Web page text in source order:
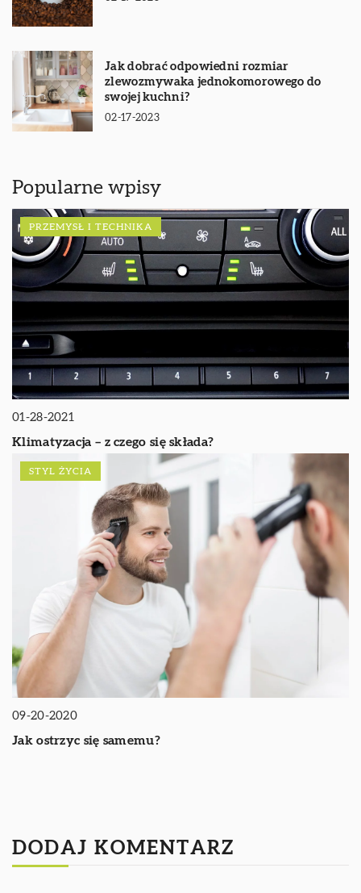
Jak dobrać odpowiedni rozmiar
zlewozmywaka jednokomorowego do
swojej kuchni?
02-17-2023
Popularne wpisy
PRZEMYSŁ I TECHNIKA
01-28-2021
Klimatyzacja – z czego się składa?
STYL ŻYCIA
09-20-2020
Jak ostrzyc się samemu?
DODAJ KOMENTARZ